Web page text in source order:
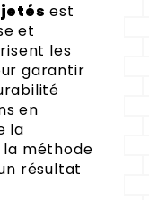
est
et
les
garantir
en
la
méthode
résultat